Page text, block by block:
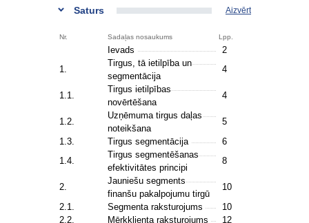
Saturs Aizvērt
Nr. Sadaļas nosaukums Lpp.
Ievads
2
1.
Tirgus, tā ietilpība un
segmentācija
4
1.1.
Tirgus ietilpības
novērtēšana
4
1.2.
Uzņēmuma tirgus daļas
noteikšana
5
1.3.
Tirgus segmentācija
6
1.4.
Tirgus segmentēšanas
efektivitātes principi
8
2.
Jauniešu segments
finanšu pakalpojumu tirgū
10
2.1.
Segmenta raksturojums
10
2.2.
Mērķklienta raksturojums 12